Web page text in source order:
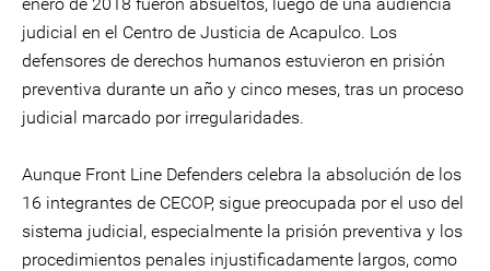
judicial en el Centro de Justicia de Acapulco. Los
defensores de derechos humanos estuvieron en prisión
preventiva durante un año y cinco meses, tras un proceso
judicial marcado por irregularidades.
Aunque Front Line Defenders celebra la absolución de los
16 integrantes de CECOP, sigue preocupada por el uso del
sistema judicial, especialmente la prisión preventiva y los
procedimientos penales injustificadamente largos, como